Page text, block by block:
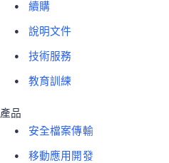
續購
說明文件
技術服務
教育訓練
產品
安全檔案傳輸
移動應用開發